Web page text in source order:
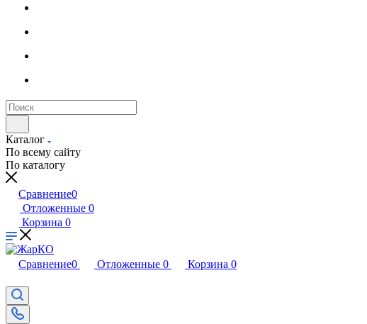
Каталог
По всему сайту
По каталогу
Сравнение0
Отложенные 0
Корзина 0
Сравнение0 Отложенные 0 Корзина 0